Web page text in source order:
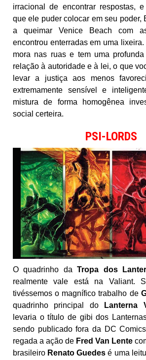
irracional de encontrar respostas,
que ele puder colocar em seu poder,
a queimar Venice Beach com
encontrou enterradas em uma
mora nas ruas e tem uma
relação à autoridade e à lei, o que
levar a justiça aos menos
extremamente sensível e
mistura de forma homogênea
social certeira.
PSI-LORDS
O quadrinho daTropa dos
realmente vale está na Valiant.
tivéssemos o magnífico trabalho de
quadrinho principal do
Lanterna
levaria o título de gibi dos
sendo publicado fora da DC
regada a ação de Fred Van Lente
brasileiro Renato Guedes é uma